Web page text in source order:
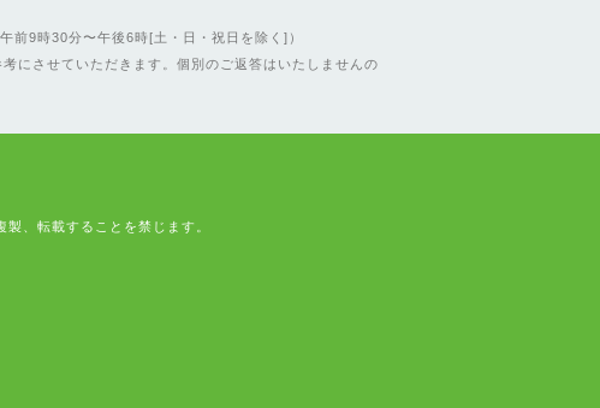
前9時30分〜午後6時[土・日・祝日を除く]）
にさせていただきます。個別のご返答はいたしませんの
、転載することを禁じます。